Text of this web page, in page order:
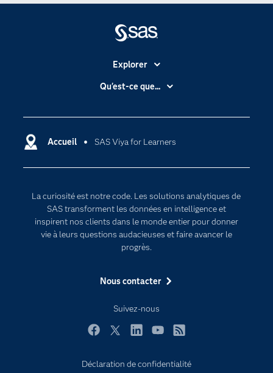
Accueil SAS Viya for Learners
La curiosité est notre code. Les solutions analytiques de
SAS transforment les données en intelligence et
inspirent nos clients dans le monde entier pour donner
vie à leurs questions audacieuses et faire avancer le
progrès.
Nous contacter
Suivez-nous
Explorer
Accessibilité
Carrières
Certifications
Documentation
Pour les enseignants
Entreprise
Formations
Pourquoi SAS ?
SAS Viya
Qu'est-ce que...
Intelligence artificielle
Transformation digitale
Déclaration de confidentialité